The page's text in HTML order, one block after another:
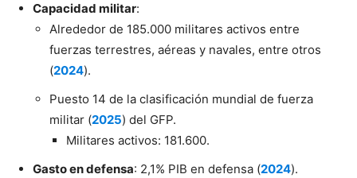
Capacidad militar:
Alrededor de 185.000 militares activos entre
fuerzas terrestres, aéreas y navales, entre otros
(2024).
Puesto 14 de la clasificación mundial de fuerza
militar (2025) del GFP.
Militares activos: 181.600.
Gasto en defensa: 2,1% PIB en defensa (2024).